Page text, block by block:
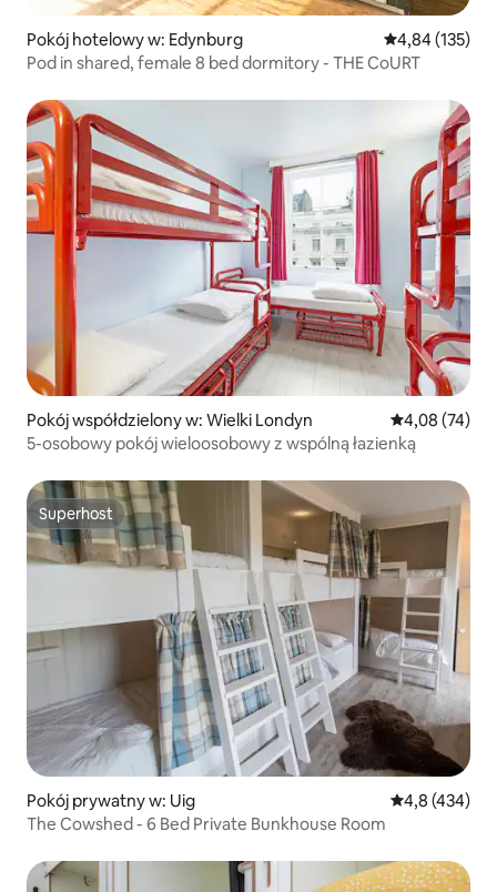
Pokój hotelowy w: Edynburg Średnia
4,84 (135)
Pod in shared, female 8 bed dormitory - THE CoURT
Pokój współdzielony w: Wielki Londyn Średnia
4,08 (74)
5-osobowy pokój wieloosobowy z wspólną łazienką
Superhost
Superhost
Pokój prywatny w: Uig Średnia
4,8 (434)
The Cowshed - 6 Bed Private Bunkhouse Room